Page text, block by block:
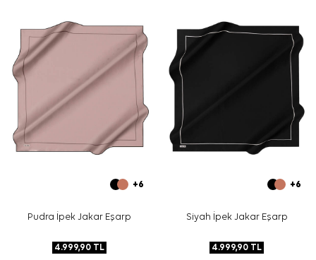
izleyiniz. İpek ve hassas eşarpların özenli bakımındaAker
İpek Eşarp Şampuanı
kullanabilirsiniz.
Sıkça Sorulan Sorular
Mavi İpek Kare Geometrik Desenli Eşarp ölçüsü nedir?
Bu ürünün kumaş kalitesi nedir?
Desen ve renk görünümü nasıldır?
Hangi kombinlerle kullanılabilir?
+6
Pudra İpek Jakar Eşarp
4.999,90TL
+6
Siyah İpek Jakar Eşarp
4.999,90 TL